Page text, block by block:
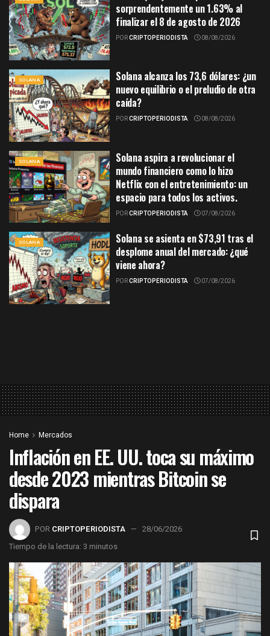
sorprendentemente un 1.63% al
finalizar el 8 de agosto de 2026
PORCRIPTOPERIODISTA 08/08/2026
SOLANA
Solana alcanza los 73,6 dólares: ¿un
nuevo equilibrio o el preludio de otra
caída?
PORCRIPTOPERIODISTA 08/08/2026
SOLANA
Solana aspira a revolucionar el
mundo financiero como lo hizo
Netflix con el entretenimiento: un
espacio para todos los activos.
PORCRIPTOPERIODISTA 07/08/2026
SOLANA
Solana se asienta en $73,91 tras el
desplome anual del mercado: ¿qué
viene ahora?
PORCRIPTOPERIODISTA 07/08/2026
Home Mercados
Inflación en EE. UU. toca su máximo
desde 2023 mientras Bitcoin se
dispara
POR CRIPTOPERIODISTA
28/06/2026
Tiempo de la lectura: 3 minutos